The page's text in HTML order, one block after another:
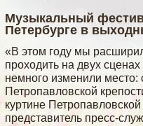
Музыкальный
Петербурге в
«В этом году мы
проходить на двух
немного изменили место:
Петропавловской
куртине
представитель пресс-